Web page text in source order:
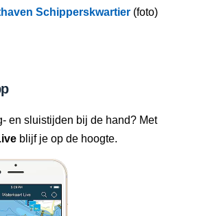
Schipperskwartier (foto)
en sluistijden bij de hand? Met
blijf je op de hoogte.